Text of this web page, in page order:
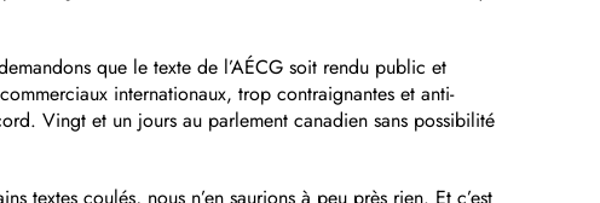
que le texte de l’AÉCG soit rendu public et
internationaux, trop contraignantes et anti-
Vingt et un jours au parlement canadien sans possibilité